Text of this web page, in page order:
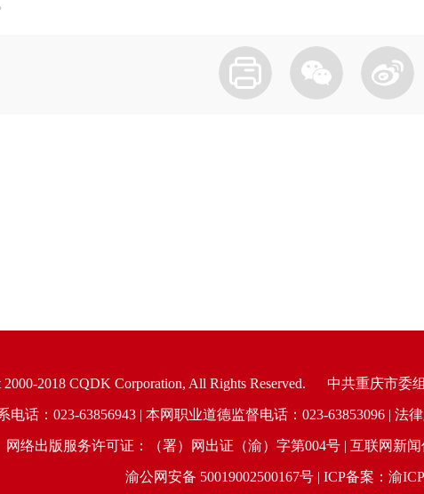
2018 CQDK Corporation, All Rights Reserved. 中共重庆市委
电话：023-63856943 | 本网职业道德监督电话：023-63853096 |
网络出版服务许可证：（署）网出证（渝）字第004号 | 互联网新
渝公网安备 50019002500167号 | ICP备案：渝